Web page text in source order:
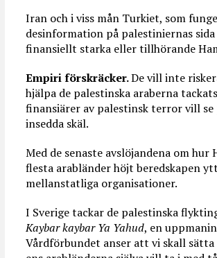
Iran och i viss mån Turkiet, som
desinformation på palestiniernas
finansiellt starka eller tillhörande
Empiri förskräcker.De vill inte
hjälpa de palestinska araberna
finansiärer av palestinsk terror vill
insedda skäl.
Med de senaste avslöjandena om hur
flesta arabländer höjt beredskapen
mellanstatliga organisationer.
I Sverige tackar de palestinska
Kaybar kaybar Ya Yahud, en
Vårdförbundet anser att vi skall